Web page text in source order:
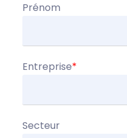
Prénom
Entreprise*
Secteur